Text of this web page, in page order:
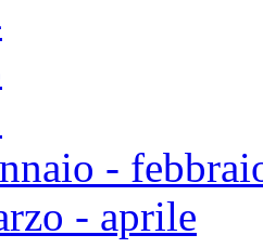
-
- aprile